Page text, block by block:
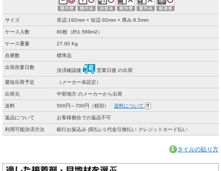
サイズ 長辺:192mm × 短辺:92mm × 厚み:8.5mm
ケース入数 80枚（約1.569m2）
ケース重量 27.00 Kg
在庫数 標準品
出荷所要日数
決済確認後 営業日後 の出荷
最短出荷予定 （メーカー未設定）
出荷元 中部地方 のメーカーから出荷
送料 500円～700円（税別） 送料について
返品について お客様都合での返品不可
利用可能決済方法 銀行お振込み (前払い) 代金引換払い クレジットカード払い
タイルの貼り方